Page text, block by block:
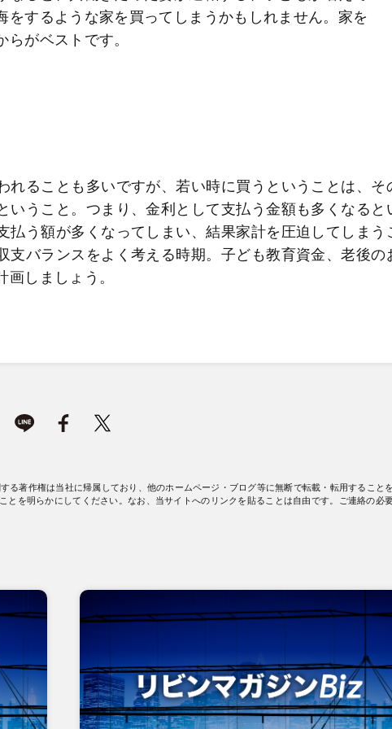
するような家を買ってしまうかもしれません。家を
がベストです。
れることも多いですが、若い時に買うということは、そ
いうこと。つまり、金利として支払う金額も多くなると
払う額が多くなってしまい、結果家計を圧迫してしまう
支バランスをよく考える時期。子ども教育資金、老後の
しましょう。
る著作権は当社に帰属しており、他のホームページ・ブログ等に無断で転載・転用すること
を明らかにしてください。なお、当サイトへのリンクを貼ることは自由です。ご連絡の必